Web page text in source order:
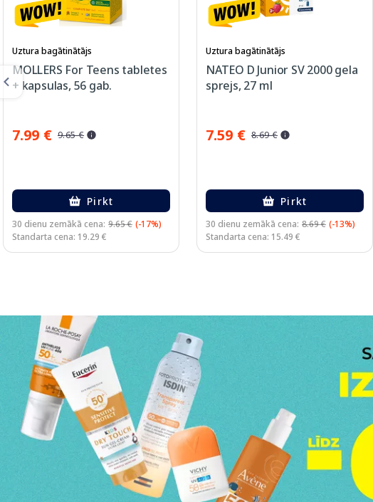
Uztura bagātinātājs
MOLLERS For Teens tabletes
+ kapsulas, 56 gab.
7.99 € 9.65 €
Pirkt
30 dienu zemākā cena: 9.65 € (-17%)
Standarta cena: 19.29 €
Uztura bagātinātājs
NATEO D Junior SV 2000 gela
sprejs, 27 ml
7.59 € 8.69 €
Pirkt
30 dienu zemākā cena: 8.69 € (-13%)
Standarta cena: 15.49 €